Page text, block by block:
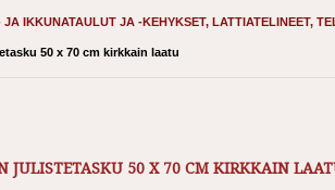
JA IKKUNATAULUT JA -KEHYKSET, LATTIATELINEET,
50 x 70 cm kirkkain laatu
JULISTETASKU 50 X 70 CM KIRKKAIN